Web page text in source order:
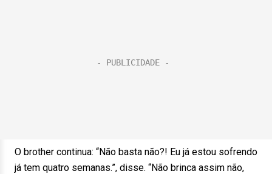
O brother continua: “Não basta não?! Eu já estou sofrendo
já tem quatro semanas.”, disse. “Não brinca assim não,